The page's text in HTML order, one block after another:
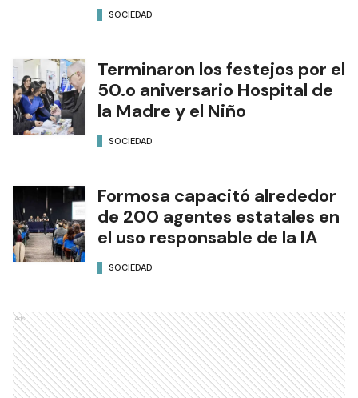
SOCIEDAD
Terminaron los festejos por el
50.o aniversario Hospital de
la Madre y el Niño
SOCIEDAD
Formosa capacitó alrededor
de 200 agentes estatales en
el uso responsable de la IA
SOCIEDAD
Ads